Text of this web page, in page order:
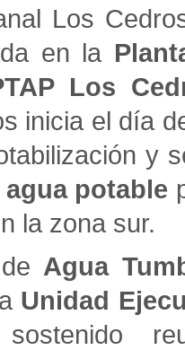
Los
en la
Los
inicia el día
y
potable
la zona sur.
Agua
Unidad